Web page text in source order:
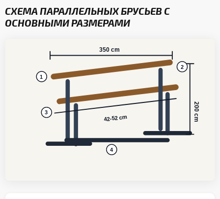
СХЕМА ПАРАЛЛЕЛЬНЫХ БРУСЬЕВ С
ОСНОВНЫМИ РАЗМЕРАМИ